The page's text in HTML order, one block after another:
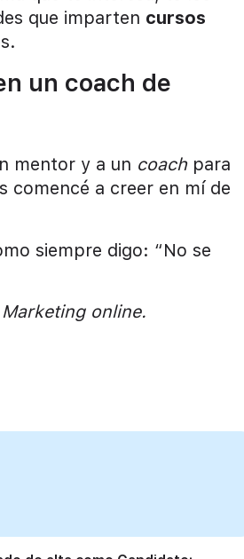
que imparten cursos
un coach de
mentor y a un coach para
comencé a creer en mí de
siempre digo: “No se
online.